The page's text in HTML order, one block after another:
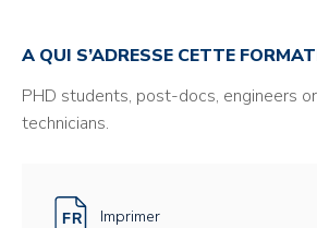
A QUI S’ADRESSE CETTE
PHD students, post-docs, engineers
technicians.
Imprimer